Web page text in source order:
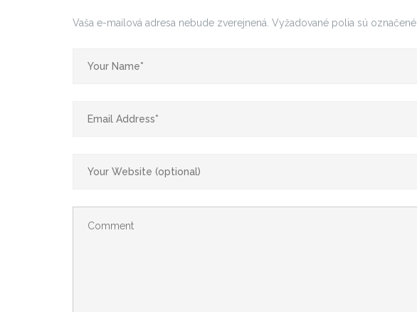
Vaša e-mailová adresa nebude zverejnená. Vyžadované polia sú označené